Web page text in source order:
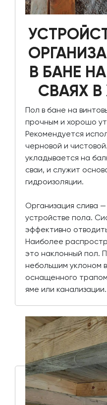
В БАНЕ
СВАЯХ
Пол в бане на
прочным и хорошо
Рекомендуется
черновой и
укладывается на
сваи, и служит
гидроизоляции.
Организация слива
устройстве пола.
эффективно
Наиболее
это наклонный пол.
небольшим уклоном
оснащенного
яме или канализации.